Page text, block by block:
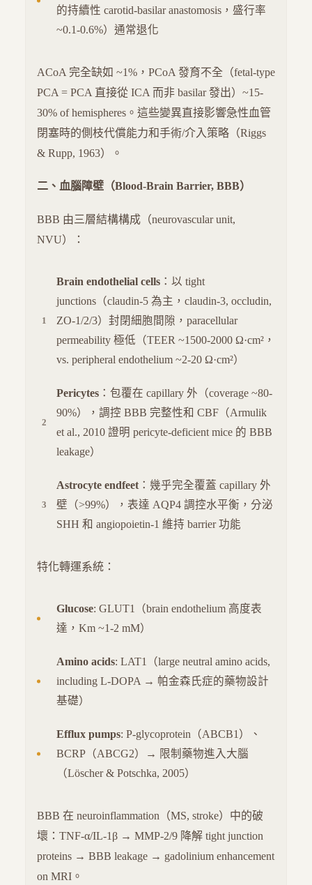
的持續性 carotid-basilar anastomosis，盛行率
~0.1-0.6%）通常退化
ACoA 完全缺如 ~1%，PCoA 發育不全（fetal-type
PCA = PCA 直接從 ICA 而非 basilar 發出）~15-
30% of hemispheres。這些變異直接影響急性血管
閉塞時的側枝代償能力和手術/介入策略（Riggs
& Rupp, 1963）。
二、血腦障壁（Blood-Brain Barrier, BBB）
BBB 由三層結構構成（neurovascular unit,
NVU）：
Brain endothelial cells ：以 tight
junctions（claudin-5 為主，claudin-3, occludin,
ZO-1/2/3）封閉細胞間隙，paracellular
permeability 極低（TEER ~1500-2000 Ω·cm²，
vs. peripheral endothelium ~2-20 Ω·cm²）
Pericytes ：包覆在 capillary 外（coverage ~80-
90%），調控 BBB 完整性和 CBF（Armulik
et al., 2010 證明 pericyte-deficient mice 的 BBB
leakage）
Astrocyte endfeet ：幾乎完全覆蓋 capillary 外
壁（>99%），表達 AQP4 調控水平衡，分泌
SHH 和 angiopoietin-1 維持 barrier 功能
特化轉運系統：
Glucose: GLUT1（brain endothelium 高度表
達，Km ~1-2 mM）
Amino acids: LAT1（large neutral amino acids,
including L-DOPA → 帕金森氏症的藥物設計
基礎）
Efflux pumps: P-glycoprotein（ABCB1）、
BCRP（ABCG2）→ 限制藥物進入大腦
（Löscher & Potschka, 2005）
BBB 在 neuroinflammation（MS, stroke）中的破
壞：TNF-α/IL-1β → MMP-2/9 降解 tight junction
proteins → BBB leakage → gadolinium enhancement
on MRI。